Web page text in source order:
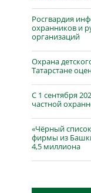
Росгвардия
охранников и
организаций
Охрана
Татарстане
С 1 сентября
частной
«Чёрный
фирмы из
4,5 миллиона